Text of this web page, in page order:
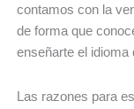
contamos con la
de forma que
enseñarte el idioma
Las razones para